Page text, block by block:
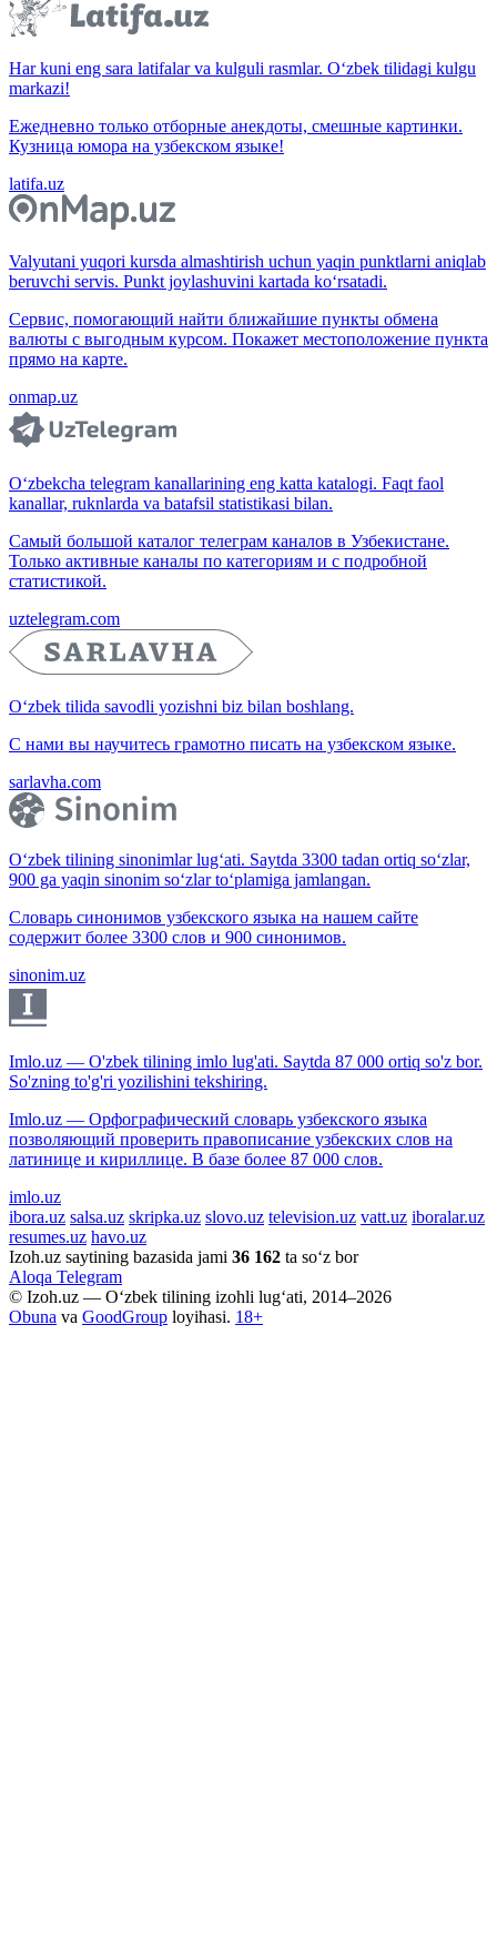
Har kuni eng sara latifalar va kulguli rasmlar. O‘zbek tilidagi kulgu
markazi!
Ежедневно только отборные анекдоты, смешные картинки.
Кузница юмора на узбекском языке!
latifa.uz
Valyutani yuqori kursda almashtirish uchun yaqin punktlarni aniqlab
beruvchi servis. Punkt joylashuvini kartada ko‘rsatadi.
Сервис, помогающий найти ближайшие пункты обмена
валюты с выгодным курсом. Покажет местоположение пункта
прямо на карте.
onmap.uz
O‘zbekcha telegram kanallarining eng katta katalogi. Faqt faol
kanallar, ruknlarda va batafsil statistikasi bilan.
Самый большой каталог телеграм каналов в Узбекистане.
Только активные каналы по категориям и с подробной
статистикой.
uztelegram.com
O‘zbek tilida savodli yozishni biz bilan boshlang.
С нами вы научитесь грамотно писать на узбекском языке.
sarlavha.com
O‘zbek tilining sinonimlar lug‘ati. Saytda 3300 tadan ortiq so‘zlar,
900 ga yaqin sinonim so‘zlar to‘plamiga jamlangan.
Словарь синонимов узбекского языка на нашем сайте
содержит более 3300 слов и 900 синонимов.
sinonim.uz
Imlo.uz — O'zbek tilining imlo lug'ati. Saytda 87 000 ortiq so'z bor.
So'zning to'g'ri yozilishini tekshiring.
Imlo.uz — Орфографический словарь узбекского языка
позволяющий проверить правописание узбекских слов на
латинице и кириллице. В базе более 87 000 слов.
imlo.uz
ibora.uz salsa.uz skripka.uz slovo.uz television.uz vatt.uz iboralar.uz
resumes.uz havo.uz
Izoh.uz saytining bazasida jami 36 162 ta so‘z bor
Aloqa Telegram
© Izoh.uz — O‘zbek tilining izohli lug‘ati, 2014–2026
Obuna va GoodGroup loyihasi. 18+